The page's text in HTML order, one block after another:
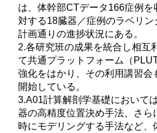
は、体幹部CTデータ166症例を
対する18臓器／症例のラベリン
計画通りの進捗状況にある。
2.各研究班の成果を統合し相互
て共通プラットフォーム（
強化をはかり、その利用講習会
開始している。
3.A01計算解剖学基礎において
器の高精度位置決め手法、さら
時にモデリングする手法など